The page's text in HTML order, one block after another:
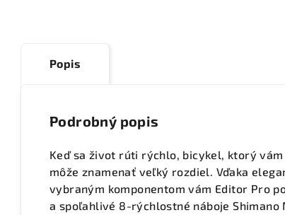
Popis
Podrobný popis
Keď sa život rúti rýchlo, bicykel, ktorý
môže znamenať veľký rozdiel. Vďaka
vybraným komponentom vám Editor Pro
a spoľahlivé 8-rýchlostné náboje Shimano